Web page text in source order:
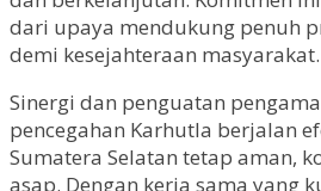
dari upaya mendukung penuh
demi kesejahteraan masyarakat.
Sinergi dan penguatan
pencegahan Karhutla berjalan
Sumatera Selatan tetap aman,
asap. Dengan kerja sama yang